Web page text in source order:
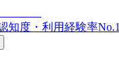
知度・利用経験率No.1